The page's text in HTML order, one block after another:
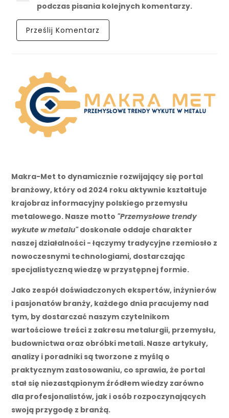
podczas pisania kolejnych komentarzy.
Makra-Met to dynamicznie rozwijający się portal
branżowy, który od 2024 roku aktywnie kształtuje
krajobraz informacyjny polskiego przemysłu
metalowego. Nasze motto "Przemysłowe trendy
wykute w metalu"doskonale oddaje charakter
naszej działalności - łączymy tradycyjne rzemiosło z
nowoczesnymi technologiami, dostarczając
specjalistyczną wiedzę w przystępnej formie.
Jako zespół doświadczonych ekspertów, inżynierów
i pasjonatów branży, każdego dnia pracujemy nad
tym, by dostarczać naszym czytelnikom
wartościowe treści z zakresu metalurgii, przemysłu,
budownictwa oraz obróbki metali. Nasze artykuły,
analizy i poradniki są tworzone z myślą o
praktycznym zastosowaniu, co sprawia, że portal
stał się niezastąpionym źródłem wiedzy zarówno
dla profesjonalistów, jak i osób rozpoczynających
swoją przygodę z branżą.